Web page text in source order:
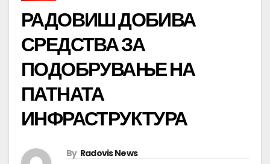
РАДОВИШ ДОБИВА
СРЕДСТВА ЗА
ПОДОБРУВАЊЕ НА
ПАТНАТА
ИНФРАСТРУКТУРА
By Radovis News